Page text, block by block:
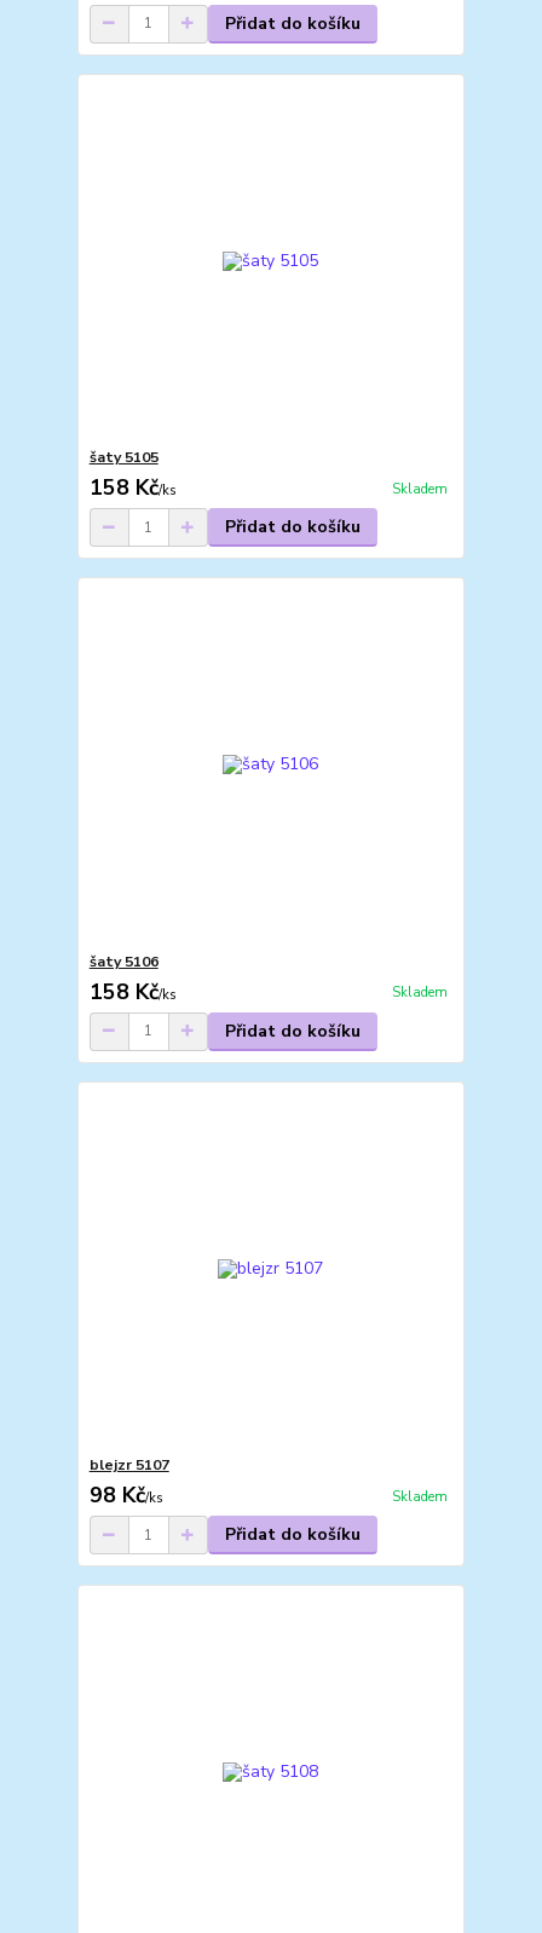
Přidat do košíku
šaty 5105
158 Kč/ks Skladem
Přidat do košíku
šaty 5106
158 Kč/ks Skladem
Přidat do košíku
blejzr 5107
98 Kč/ks Skladem
Přidat do košíku